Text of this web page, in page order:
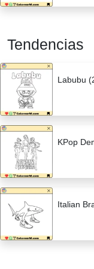
Tendencias
Labubu
KPop
Italian